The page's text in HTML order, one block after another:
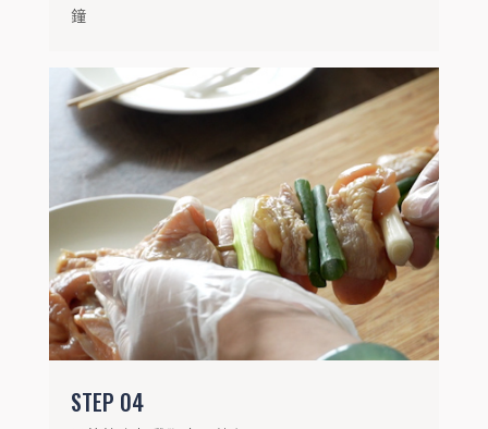
鐘
STEP 04
STEP 05
炭烤時雞皮朝下逼出油脂，更不沾烤網，邊
烤可依個人喜好邊刷上麻油雞醬增加風味